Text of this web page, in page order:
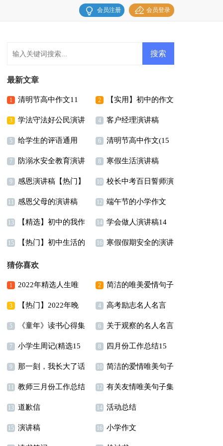
会员登录
会员注册
最新文章
1 清明节高中作文11
篇
2 【实用】初中的作文
300字汇总十篇
3 学法守法好公民演讲
稿
4 客户经理演讲稿
5 给学生的评语通用
15篇
6 清明节高中作文(15
篇)
7 防溺水安全教育演讲
稿(15篇)
8 寒假生活演讲稿
9 感恩演讲稿【热门】 10 校长中考百日誓师演
讲稿范文
11 感恩父母的演讲稿
(15篇)
12 端午节的小学作文
15篇
13 【精选】初中的我作
文合集九篇
14 学会做人演讲稿14
篇
15 【热门】初中生活的
作文集锦五篇
16 寒假假期安全的演讲
猜你喜欢
1 2022年精选人生唯
美的句子锦集89条
2 简洁的唯美爱情句子
合集78条
3 【热门】2022年晚
安朋友圈问候语集合41
句
4 高考励志名人名言
5 《童年》读书心得集
合15篇
6 关于观察的名人名言
6篇
7 小学生周记(精选15
篇)
8 四月份工作总结15
篇
9 那一刻，我长大了话
题作文11篇
10 简洁的爱情唯美句子
合集46条
11 教师三月份工作总结
14篇
12 有关友情唯美句子集
锦36句
13 道歉信 14 活动总结
15 演讲稿 16 小学作文